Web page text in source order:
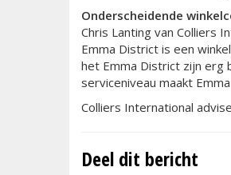
Onderscheidende
Chris Lanting van Colliers
Emma District is een
het Emma District zijn erg
serviceniveau maakt
Colliers International
Deel dit bericht